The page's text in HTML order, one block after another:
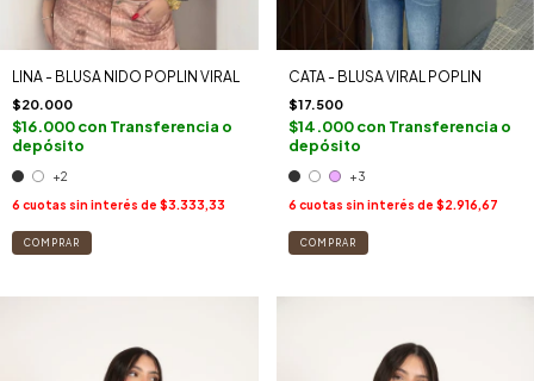
LINA - BLUSA NIDO POPLIN VIRAL
$20.000
$16.000con Transferencia o
depósito
+2
6 cuotas sin interés de $3.333,33
COMPRAR
CATA - BLUSA VIRAL POPLIN
$17.500
$14.000con Transferencia o
depósito
+3
6 cuotas sin interés de $2.916,67
COMPRAR